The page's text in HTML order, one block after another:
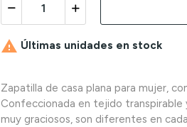
 Últimas unidades en stock
Zapatilla de casa plana para mujer,
Confeccionada en tejido transpirable
muy graciosos, son diferentes en